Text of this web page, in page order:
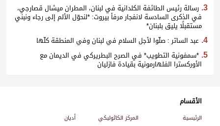
رسالة رئيس الطائفة الكلدانية في لبنان، المطران ميشال قصارجي،
في الذكرى السادسة لانفجار مرفأ بيروت: *لنحوّل الألم إلى رجاء ونبني
مستقبلًا يليق بلبنان*
عبد الساتر : صلّوا لأجل السلام في لبنان وفي المنطقة كلّها
*سمفونية التطويب* في الصرح البطريركي في الديمان مع
الأوركسترا الفلهارمونية بقيادة فازليان
الأقسام
الرئيسية المركز الكاثوليكي
أديان